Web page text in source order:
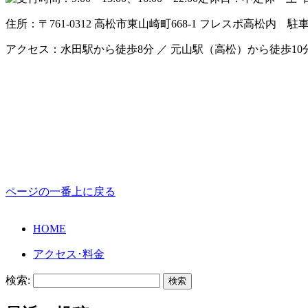
住所：〒761-0312 高松市東山崎町668-1 フレスポ高松内 駐
アクセス：水田駅から徒歩8分 ／ 元山駅（高松）から徒歩10
ページの一番上に戻る
HOME
アクセス･料金
検索: